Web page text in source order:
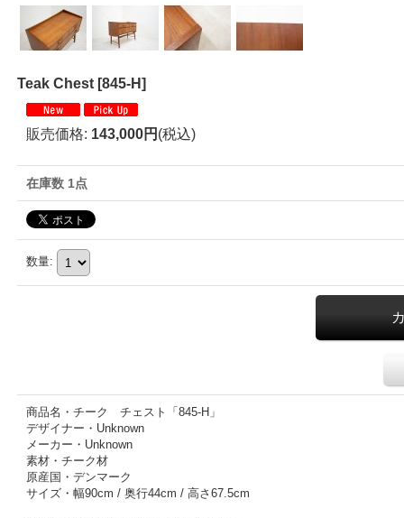
Teak Chest [845-H]
販売価格: 143,000円 (税込)
在庫数 1点
数量:
商品名・チーク チェスト「845-H」
デザイナー・Unknown
メーカー・Unknown
素材・チーク材
原産国・デンマーク
サイズ・幅90cm / 奥行44cm / 高さ67.5cm